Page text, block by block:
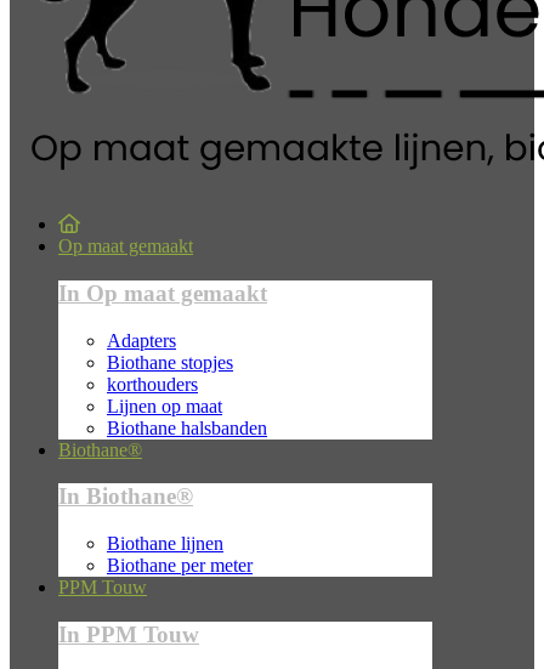
Op maat gemaakt
In Op maat gemaakt
Adapters
Biothane stopjes
korthouders
Lijnen op maat
Biothane halsbanden
Biothane®
In Biothane®
Biothane lijnen
Biothane per meter
PPM Touw
In PPM Touw